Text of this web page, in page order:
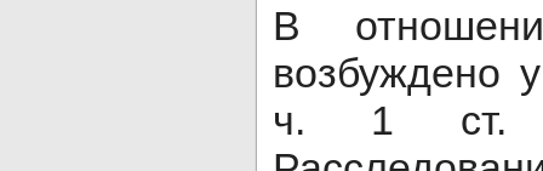
В
возбуждено
ч. 1 ст.